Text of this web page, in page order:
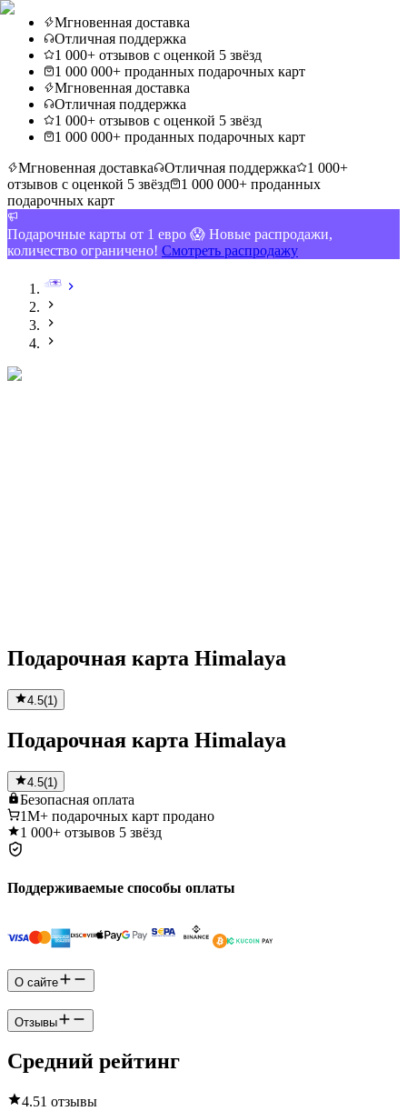
Мгновенная доставка
Отличная поддержка
1 000+ отзывов с оценкой 5 звёзд
1 000 000+ проданных подарочных карт
Мгновенная доставка
Отличная поддержка
1 000+ отзывов с оценкой 5 звёзд
1 000 000+ проданных подарочных карт
Мгновенная доставка
Отличная поддержка
1 000+
отзывов с оценкой 5 звёзд
1 000 000+ проданных
подарочных карт
Подарочные карты от 1 евро 😱 Новые распродажи,
количество ограничено! Смотреть распродажу
Подарочная карта Himalaya
4.5(1 )
Подарочная карта Himalaya
4.5(1)
Безопасная оплата
1M+ подарочных карт продано
1 000+ отзывов 5 звёзд
Поддерживаемые способы оплаты
О сайте
Отзывы
Средний рейтинг
4.51 отзывы